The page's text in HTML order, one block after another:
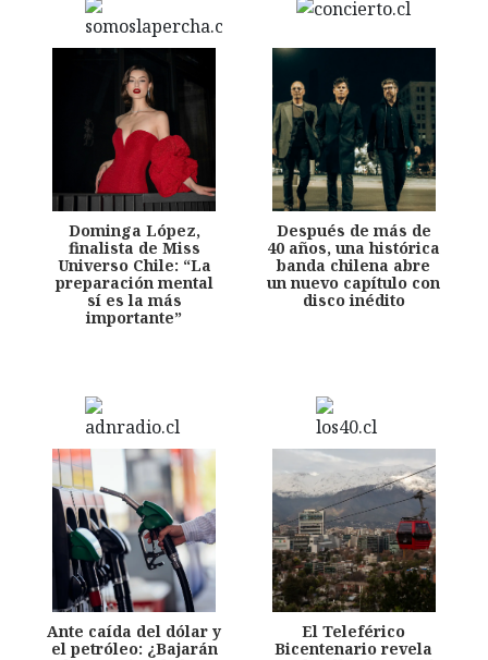
Dominga López,
finalista de Miss
Universo Chile: “La
preparación mental
sí es la más
importante”
Después de más de
40 años, una histórica
banda chilena abre
un nuevo capítulo con
disco inédito
Ante caída del dólar y
el petróleo: ¿Bajarán
El Teleférico
Bicentenario revela